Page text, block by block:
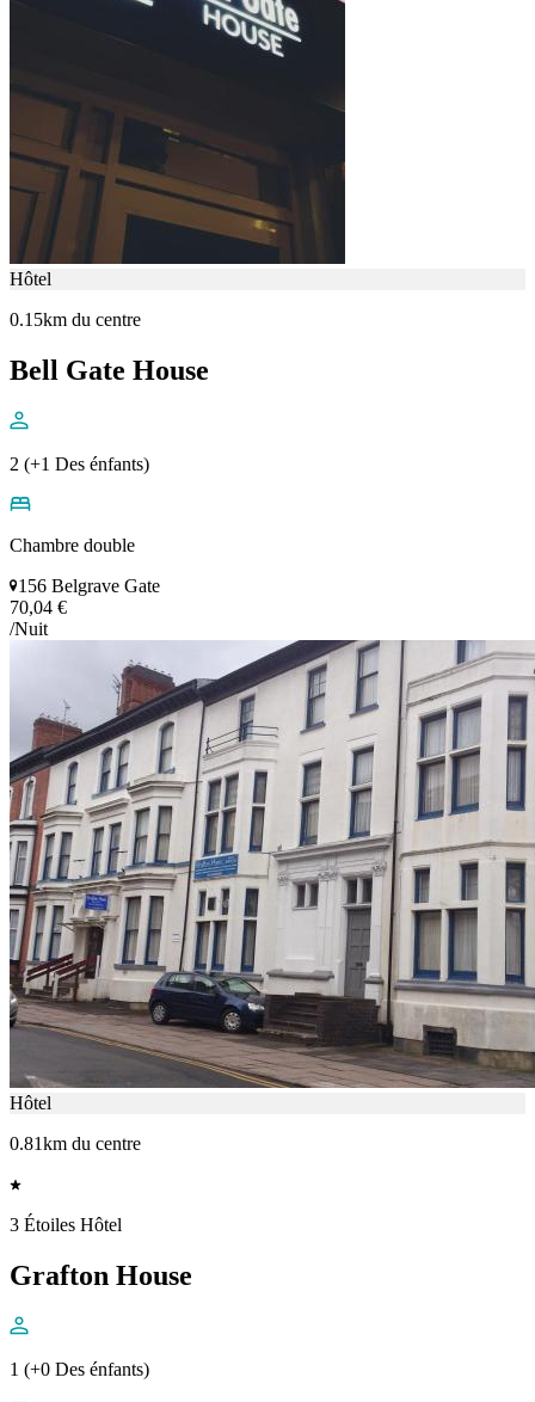
Hôtel
0.15km du centre
Bell Gate House
2 (+1 Des énfants)
Chambre double
156 Belgrave Gate
70,04 €
/Nuit
Hôtel
0.81km du centre
3 Étoiles Hôtel
Grafton House
1 (+0 Des énfants)